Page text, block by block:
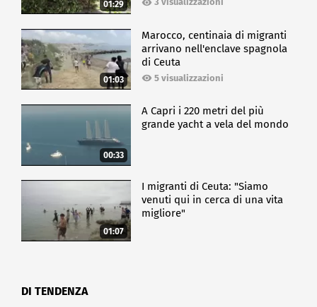
01:29
01:03
Marocco, centinaia di migranti
arrivano nell'enclave spagnola
di Ceuta
5 visualizzazioni
00:33
A Capri i 220 metri del più
grande yacht a vela del mondo
01:07
I migranti di Ceuta: "Siamo
venuti qui in cerca di una vita
migliore"
DI TENDENZA